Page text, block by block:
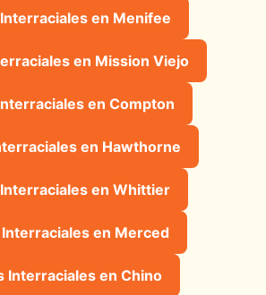
en Menifee
en Mission Viejo
en Compton
en Hawthorne
en Whittier
en Merced
Interraciales en Chino